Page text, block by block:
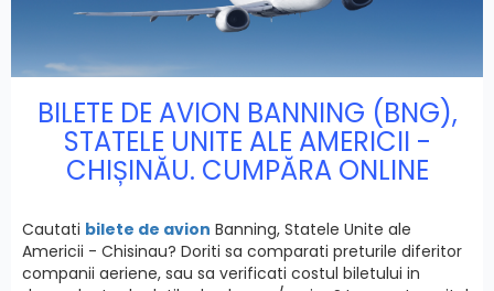
BILETE DE AVION BANNING (BNG),
STATELE UNITE ALE AMERICII -
CHIȘINĂU. CUMPĂRA ONLINE
Cautati bilete de avion Banning, Statele Unite ale
Americii - Chisinau? Doriti sa comparati preturile diferitor
companii aeriene, sau sa verificati costul biletului in